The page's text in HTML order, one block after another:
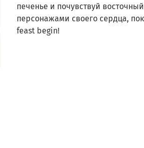
печенье и почувствуй
персонажами своего сердца,
feast begin!